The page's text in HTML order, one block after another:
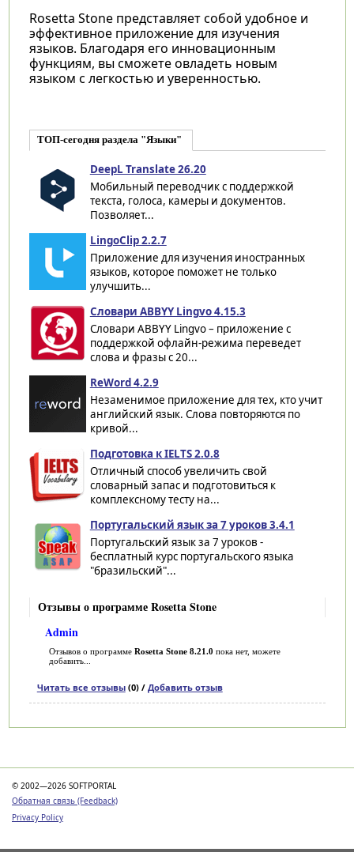
Rosetta Stone представляет собой удобное и
эффективное приложение для изучения
языков. Благодаря его инновационным
функциям, вы сможете овладеть новым
языком с легкостью и уверенностью.
ТОП-сегодня раздела "Языки"
DeepL Translate 26.20
Мобильный переводчик с поддержкой
текста, голоса, камеры и документов.
Позволяет...
LingoClip 2.2.7
Приложение для изучения иностранных
языков, которое поможет не только
улучшить...
Словари ABBYY Lingvo 4.15.3
Словари ABBYY Lingvo – приложение с
поддержкой офлайн-режима переведет
слова и фразы с 20...
ReWord 4.2.9
Незаменимое приложение для тех, кто учит
английский язык. Слова повторяются по
кривой...
Подготовка к IELTS 2.0.8
Отличный способ увеличить свой
словарный запас и подготовиться к
комплексному тесту на...
Португальский язык за 7 уроков 3.4.1
Португальский язык за 7 уроков -
бесплатный курс португальского языка
"бразильский"...
Отзывы о программе Rosetta Stone
Admin
Отзывов о программе Rosetta Stone 8.21.0 пока нет, можете
добавить...
Читать все отзывы(0) / Добавить отзыв
© 2002—2026 SOFTPORTAL
Обратная связь (Feedback)
Privacy Policy